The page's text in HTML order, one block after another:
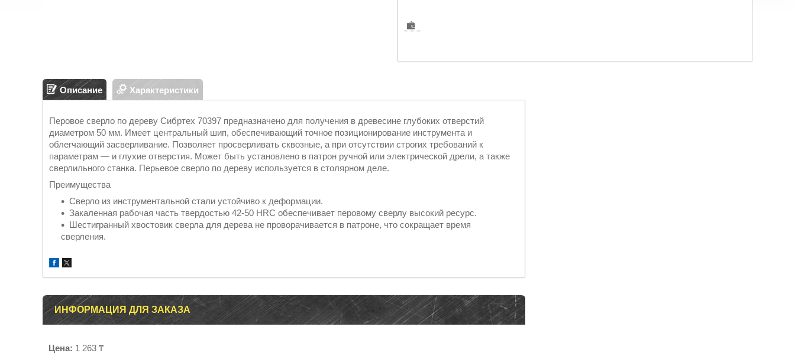
Описание Характеристики
Перовое сверло по дереву Сибртех 70397 предназначено для получения в древесине глубоких отверстий
диаметром 50 мм. Имеет центральный шип, обеспечивающий точное позиционирование инструмента и
облегчающий засверливание. Позволяет просверливать сквозные, а при отсутствии строгих требований к
параметрам — и глухие отверстия. Может быть установлено в патрон ручной или электрической дрели, а также
сверлильного станка. Перьевое сверло по дереву используется в столярном деле.
Преимущества
Сверло из инструментальной стали устойчиво к деформации.
Закаленная рабочая часть твердостью 42-50 HRC обеспечивает перовому сверлу высокий ресурс.
Шестигранный хвостовик сверла для дерева не проворачивается в патроне, что сокращает время
сверления.
ИНФОРМАЦИЯ ДЛЯ ЗАКАЗА
Цена: 1 263 ₸